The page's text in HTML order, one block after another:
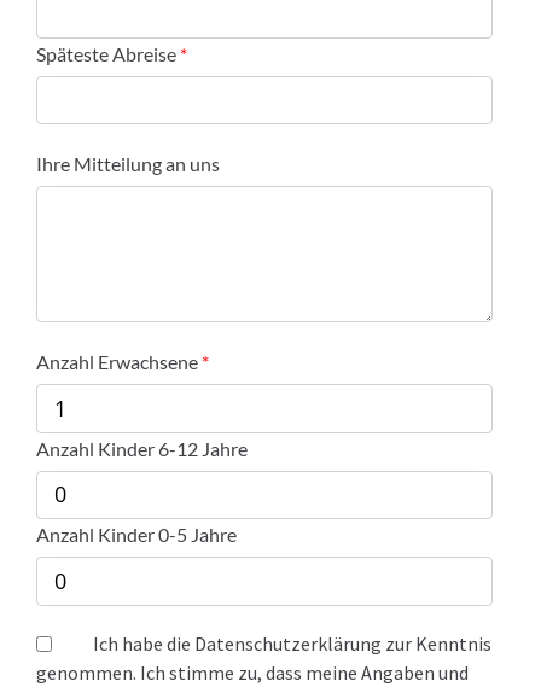
Späteste Abreise
Ihre Mitteilung an uns
Anzahl Erwachsene
Anzahl Kinder 6-12 Jahre
Anzahl Kinder 0-5 Jahre
Ich habe die Datenschutzerklärung zur Kenntnis
genommen. Ich stimme zu, dass meine Angaben und